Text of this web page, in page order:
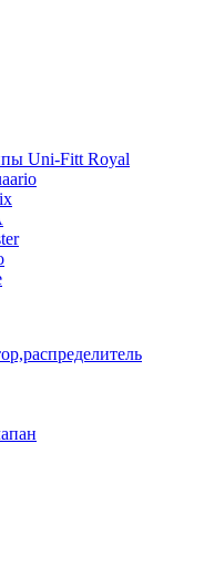
Uni-Fitt Royal